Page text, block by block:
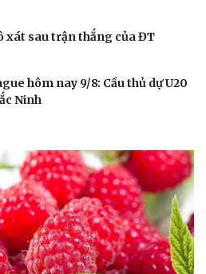
Câu chuyện thời sự
Đọc truyện đêm khuya
Kể chuyện cho bé
xát sau trận thắng của ĐT
hôm nay 9/8: Cầu thủ dự U20
Ninh